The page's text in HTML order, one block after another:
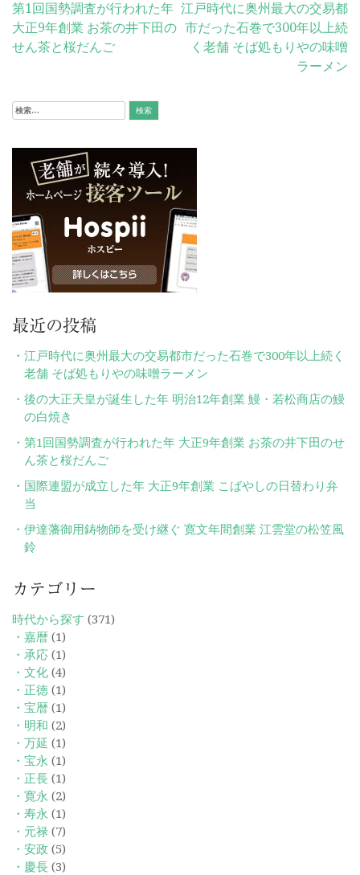
投
稿
ゲ
ー
シ
ョ
ン
第1回国勢調査が行われた年
大正9年創業 お茶の井下田の
せん茶と桜だんご
江戸時代に奥州最大の交易都
市だった石巻で300年以上続
く老舗 そば処もりやの味噌
ラーメン
検
最近の投稿
江戸時代に奥州最大の交易都市だった石巻で300年以上続く
老舗 そば処もりやの味噌ラーメン
後の大正天皇が誕生した年 明治12年創業 鰻・若松商店の鰻
の白焼き
第1回国勢調査が行われた年 大正9年創業 お茶の井下田のせ
ん茶と桜だんご
国際連盟が成立した年 大正9年創業 こばやしの日替わり弁
当
伊達藩御用鋳物師を受け継ぐ 寛文年間創業 江雲堂の松笠風
鈴
カテゴリー
時代から探す (371)
・嘉暦 (1)
・承応 (1)
・文化 (4)
・正徳 (1)
・宝暦 (1)
・明和 (2)
・万延 (1)
・宝永 (1)
・正長 (1)
・寛永 (2)
・寿永 (1)
・元禄 (7)
・安政 (5)
・慶長 (3)